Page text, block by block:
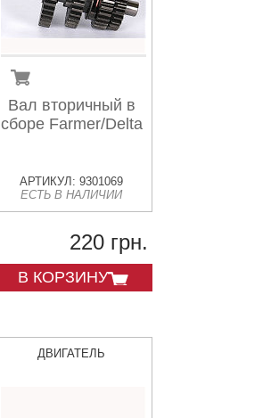
Вал вторичный в
сборе Farmer/Delta
АРТИКУЛ: 9301069
ЕСТЬ В НАЛИЧИИ
220 грн.
В КОРЗИНУ
ДВИГАТЕЛЬ